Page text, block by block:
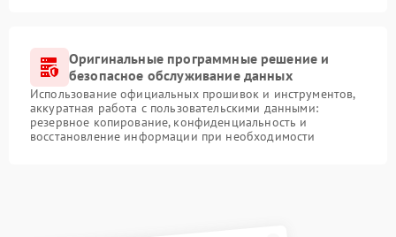
Оригинальные программные решение и
безопасное обслуживание данных
Использование официальных прошивок и инструментов,
аккуратная работа с пользовательскими данными:
резервное копирование, конфиденциальность и
восстановление информации при необходимости